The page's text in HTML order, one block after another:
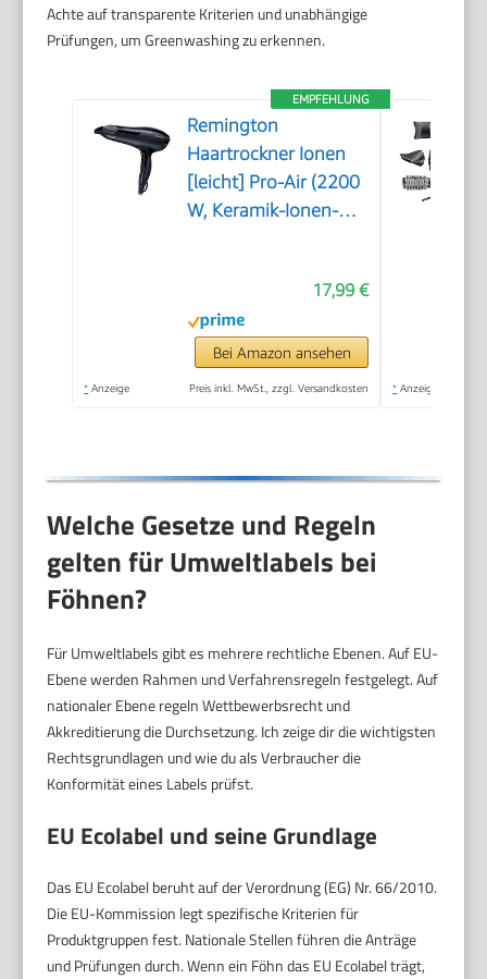
Achte auf transparente Kriterien und unabhängige
Prüfungen, um Greenwashing zu erkennen.
EMPFEHLUNG
Remington
Haartrockner Ionen
[leicht] Pro-Air (2200
W, Keramik-Ionen-
Abkühlstufe) D5210
17,99 €
Bei Amazon ansehen
* Anzeige Preis inkl. MwSt., zzgl. Versandkosten * Anzeige
Welche Gesetze und Regeln
gelten für Umweltlabels bei
Föhnen?
Für Umweltlabels gibt es mehrere rechtliche Ebenen. Auf EU-
Ebene werden Rahmen und Verfahrensregeln festgelegt. Auf
nationaler Ebene regeln Wettbewerbsrecht und
Akkreditierung die Durchsetzung. Ich zeige dir die wichtigsten
Rechtsgrundlagen und wie du als Verbraucher die
Konformität eines Labels prüfst.
EU Ecolabel und seine Grundlage
Das EU Ecolabel beruht auf der Verordnung (EG) Nr. 66/2010.
Die EU-Kommission legt spezifische Kriterien für
Produktgruppen fest. Nationale Stellen führen die Anträge
und Prüfungen durch. Wenn ein Föhn das EU Ecolabel trägt,